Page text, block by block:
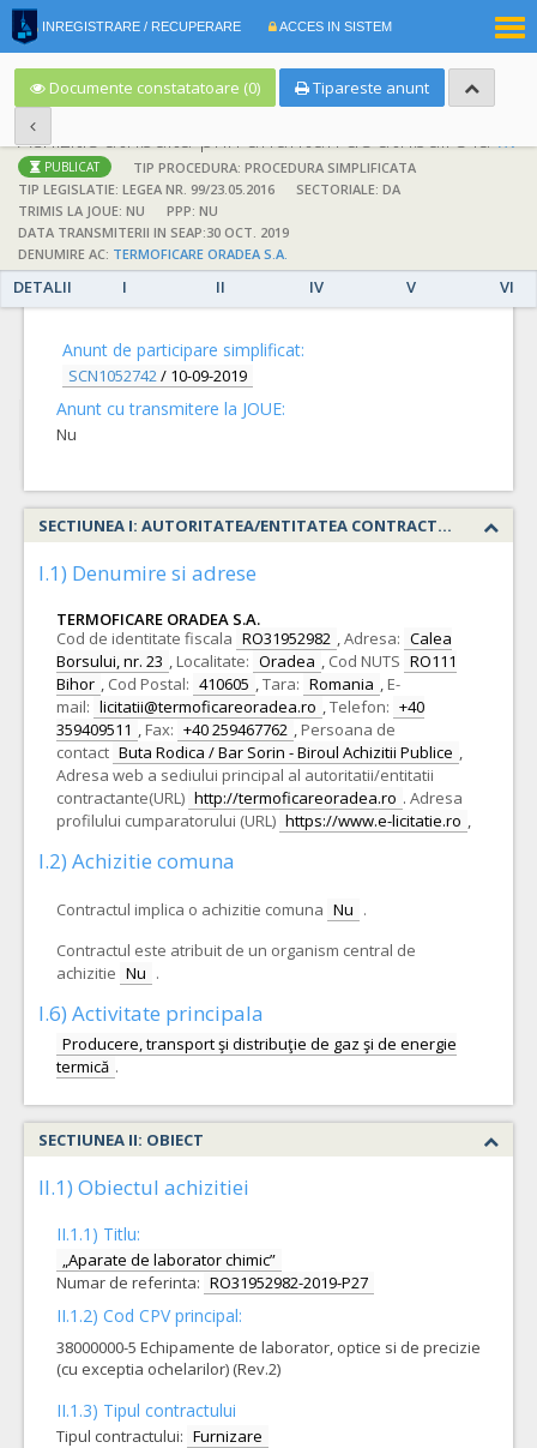
INREGISTRARE / RECUPERARE ACCES IN SISTEM
Documente constatatoare (0) Tipareste anunt
; Achizitie atribuita prin anunturi de atribuire la anuntul simplificat
PUBLICAT
TIP PROCEDURA: PROCEDURA SIMPLIFICATA
TIP LEGISLATIE: LEGEA NR. 99/23.05.2016
SECTORIALE: DA
TRIMIS LA JOUE: NU
PPP: NU
DATA TRANSMITERII IN SEAP:30 OCT. 2019
DENUMIRE AC: TERMOFICARE ORADEA S.A.
DETALII I II IV V VI
DETALII
Anunt de participare simplificat:
SCN1052742/ 10-09-2019
Anunt cu transmitere la JOUE:
Nu
SECTIUNEA I: AUTORITATEA/ENTITATEA CONTRACTANTA
I.1) Denumire si adrese
TERMOFICARE ORADEA S.A.
Cod de identitate fiscala RO31952982 ,Adresa: Calea
Borsului, nr. 23 , Localitate: Oradea , Cod NUTS RO111
Bihor , Cod Postal: 410605 ,Tara: Romania , E-
mail: licitatii@termoficareoradea.ro ,Telefon: +40
359409511 , Fax: +40 259467762 , Persoana de
contact Buta Rodica / Bar Sorin - Biroul Achizitii Publice ,
Adresa web a sediului principal al autoritatii/entitatii
contractante(URL) http://termoficareoradea.ro . Adresa
profilului cumparatorului (URL) https://www.e-licitatie.ro ,
I.2) Achizitie comuna
Contractul implica o achizitie comuna Nu .
Contractul este atribuit de un organism central de
achizitie Nu .
I.6) Activitate principala
Producere, transport şi distribuţie de gaz şi de energie
termică .
SECTIUNEA II: OBIECT
II.1) Obiectul achizitiei
II.1.1) Titlu:
„Aparate de laborator chimic”
Numar de referinta: RO31952982-2019-P27
II.1.2) Cod CPV principal:
38000000-5 Echipamente de laborator, optice si de precizie
(cu exceptia ochelarilor) (Rev.2)
II.1.3) Tipul contractului
Tipul contractului: Furnizare